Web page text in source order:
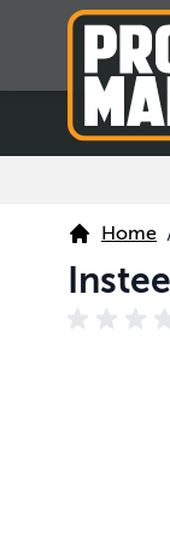
Ga naar de inhoud
Home